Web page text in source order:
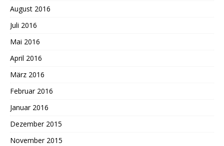
August 2016
Juli 2016
Mai 2016
April 2016
März 2016
Februar 2016
Januar 2016
Dezember 2015
November 2015